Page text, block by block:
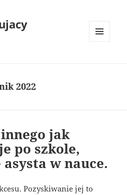
2022
jak
po szkole,
w nauce.
Pozyskiwanie jej to